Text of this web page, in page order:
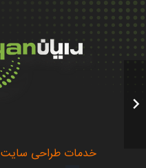
خدمات طراحی سایت